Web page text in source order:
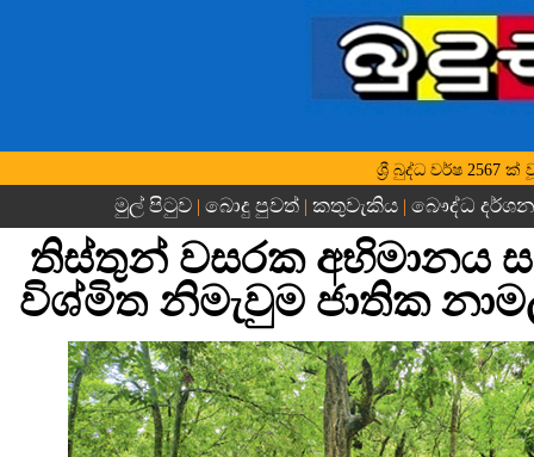
ශ්‍රී බුද්ධ වර්ෂ 2567 ක්
මුල් පිටුව | බොදු පුවත්| කතුවැකිය| බෞද්ධ
තිස්තුන් වසරක අභිමානය
විශ්මිත නිමැවුම ජාතික